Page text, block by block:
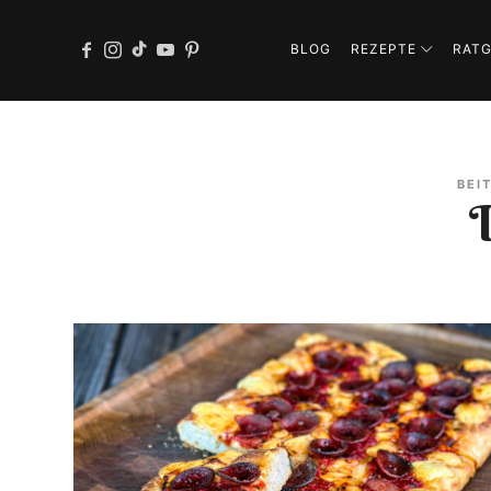
BLOG REZEPTE